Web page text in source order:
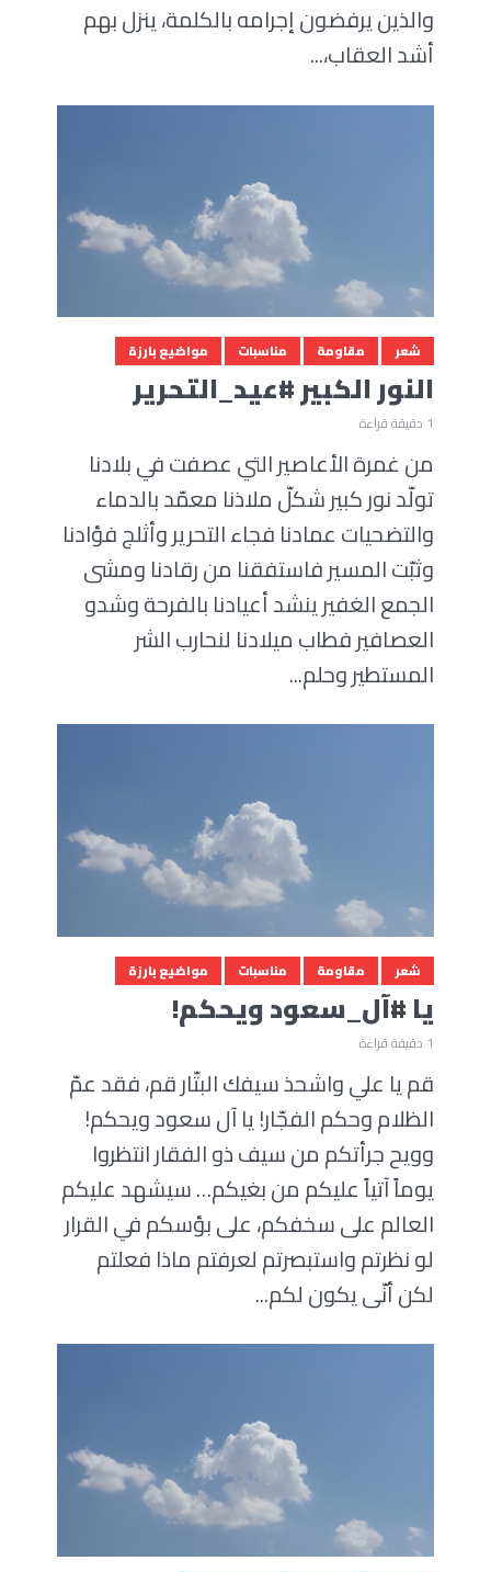
والذين يرفضون إجرامه بالكلمة، ينزل بهم
أشد العقاب،...
شعر مقاومة مناسبات مواضيع بارزة
النور الكبير #عيد_التحرير
1 دقيقة قراءة
من غمرة الأعاصير التي عصفت في بلادنا
تولّد نور كبير شكلّ ملاذنا معمّد بالدماء
والتضحيات عمادنا فجاء التحرير وأثلج فؤادنا
وثبّت المسير فاستفقنا من رقادنا ومشى
الجمع الغفير ينشد أعيادنا بالفرحة وشدو
العصافير فطاب ميلادنا لنحارب الشر
المستطير وحلم...
شعر مقاومة مناسبات مواضيع بارزة
يا #آل_سعود ويحكم!
1 دقيقة قراءة
قم يا علي واشحذ سيفك البتّار قم، فقد عمّ
الظلام وحكم الفجّار! يا آل سعود ويحكم!
وويح جرأتكم من سيف ذو الفقار انتظروا
يوماً آتياً عليكم من بغيكم… سيشهد عليكم
العالم على سخفكم، على بؤسكم في القرار
لو نظرتم واستبصرتم لعرفتم ماذا فعلتم
لكن أنّى يكون لكم...